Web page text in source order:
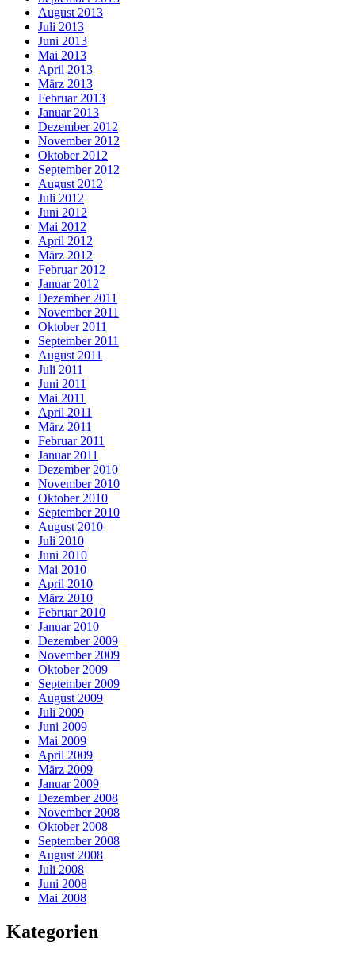
August 2013
Juli 2013
Juni 2013
Mai 2013
April 2013
März 2013
Februar 2013
Januar 2013
Dezember 2012
November 2012
Oktober 2012
September 2012
August 2012
Juli 2012
Juni 2012
Mai 2012
April 2012
März 2012
Februar 2012
Januar 2012
Dezember 2011
November 2011
Oktober 2011
September 2011
August 2011
Juli 2011
Juni 2011
Mai 2011
April 2011
März 2011
Februar 2011
Januar 2011
Dezember 2010
November 2010
Oktober 2010
September 2010
August 2010
Juli 2010
Juni 2010
Mai 2010
April 2010
März 2010
Februar 2010
Januar 2010
Dezember 2009
November 2009
Oktober 2009
September 2009
August 2009
Juli 2009
Juni 2009
Mai 2009
April 2009
März 2009
Januar 2009
Dezember 2008
November 2008
Oktober 2008
September 2008
August 2008
Juli 2008
Juni 2008
Mai 2008
Kategorien